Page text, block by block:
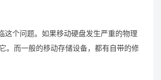
这个问题。如果移动硬盘发生严重的物理
。而一般的移动存储设备，都有自带的修